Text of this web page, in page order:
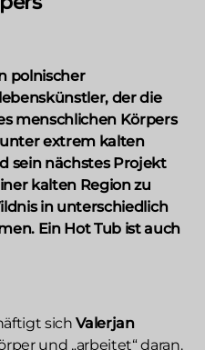
polnischer
der die
menschlichen Körpers
extrem kalten
sein nächstes Projekt
kalten Region zu
in unterschiedlich
Ein Hot Tub ist auch
sichValerjan
und „arbeitet“ daran.